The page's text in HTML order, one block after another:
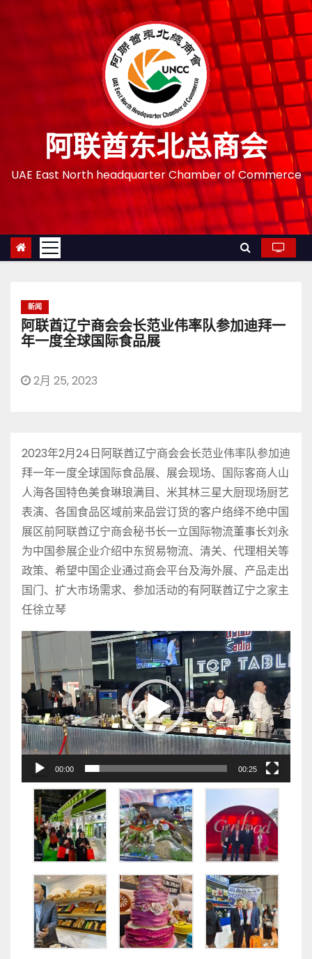
阿联酋东北总商会
UAE East North headquarter Chamber of Commerce
新闻
阿联酋辽宁商会会长范业伟率队参加迪拜一
年一度全球国际食品展
2月 25, 2023
2023年2月24日阿联酋辽宁商会会长范业伟率队参加迪
拜一年一度全球国际食品展、展会现场、国际客商人山
人海各国特色美食琳琅满目、米其林三星大厨现场厨艺
表演、各国食品区域前来品尝订货的客户络绎不绝中国
展区前阿联酋辽宁商会秘书长一立国际物流董事长刘永
为中国参展企业介绍中东贸易物流、清关、代理相关等
政策、希望中国企业通过商会平台及海外展、产品走出
国门、扩大市场需求、参加活动的有阿联酋辽宁之家主
任徐立琴
视
播
放
器
00:00 00:25